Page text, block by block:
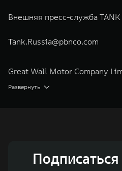
Внешняя пресс-служба TANK
Tank.Russia@pbnco.com
Great Wall Motor Company
глобальный производитель
2011 годах соответственно.
Развернуть